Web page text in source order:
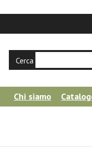
Cerca
Chi siamo